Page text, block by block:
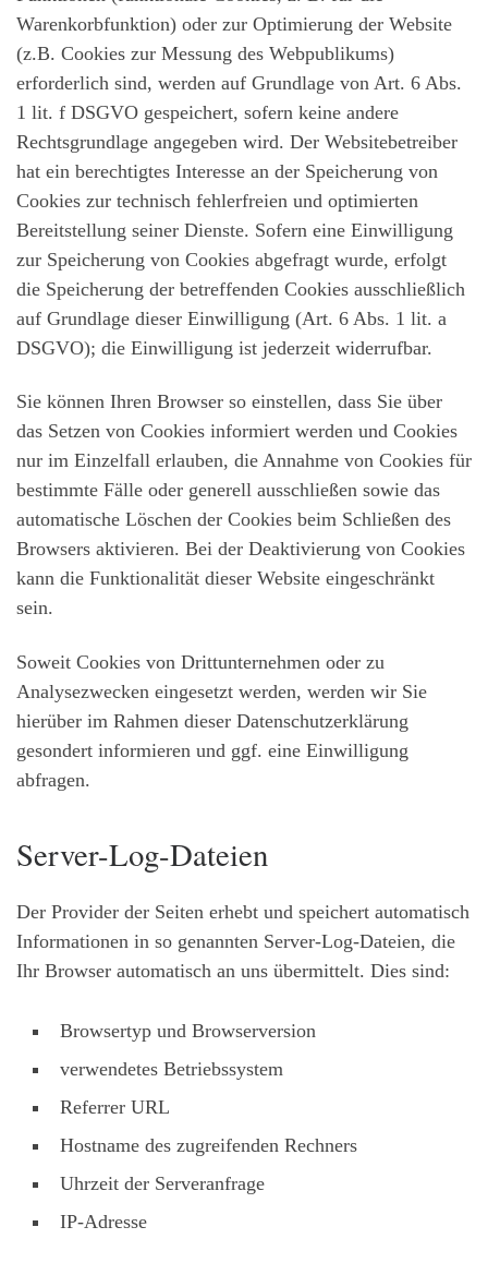
Warenkorbfunktion) oder zur Optimierung der Website
(z.B. Cookies zur Messung des Webpublikums)
erforderlich sind, werden auf Grundlage von Art. 6 Abs.
1 lit. f DSGVO gespeichert, sofern keine andere
Rechtsgrundlage angegeben wird. Der Websitebetreiber
hat ein berechtigtes Interesse an der Speicherung von
Cookies zur technisch fehlerfreien und optimierten
Bereitstellung seiner Dienste. Sofern eine Einwilligung
zur Speicherung von Cookies abgefragt wurde, erfolgt
die Speicherung der betreffenden Cookies ausschließlich
auf Grundlage dieser Einwilligung (Art. 6 Abs. 1 lit. a
DSGVO); die Einwilligung ist jederzeit widerrufbar.
Sie können Ihren Browser so einstellen, dass Sie über
das Setzen von Cookies informiert werden und Cookies
nur im Einzelfall erlauben, die Annahme von Cookies für
bestimmte Fälle oder generell ausschließen sowie das
automatische Löschen der Cookies beim Schließen des
Browsers aktivieren. Bei der Deaktivierung von Cookies
kann die Funktionalität dieser Website eingeschränkt
sein.
Soweit Cookies von Drittunternehmen oder zu
Analysezwecken eingesetzt werden, werden wir Sie
hierüber im Rahmen dieser Datenschutzerklärung
gesondert informieren und ggf. eine Einwilligung
abfragen.
Server-Log-Dateien
Der Provider der Seiten erhebt und speichert automatisch
Informationen in so genannten Server-Log-Dateien, die
Ihr Browser automatisch an uns übermittelt. Dies sind:
Browsertyp und Browserversion
verwendetes Betriebssystem
Referrer URL
Hostname des zugreifenden Rechners
Uhrzeit der Serveranfrage
IP-Adresse